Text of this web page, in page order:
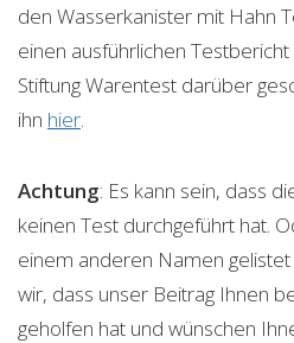
den Wasserkanister mit Hahn
einen ausführlichen
Stiftung Warentest darüber
ihn hier.
Achtung: Es kann sein, dass
keinen Test durchgeführt hat.
einem anderen Namen
wir, dass unser Beitrag Ihnen
geholfen hat und wünschen